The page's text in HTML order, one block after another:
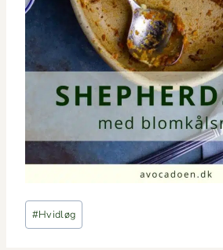
Indlæg-
tags:
#Hvidløg